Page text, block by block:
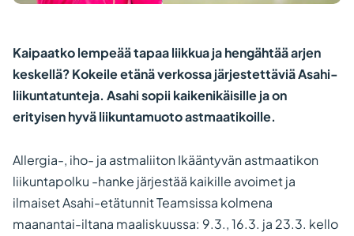
Kaipaatko lempeää tapaa liikkua ja hengähtää arjen
keskellä? Kokeile etänä verkossa järjestettäviä Asahi-
liikuntatunteja. Asahi sopii kaikenikäisille ja on
erityisen hyvä liikuntamuoto astmaatikoille.
Allergia-, iho- ja astmaliiton Ikääntyvän astmaatikon
liikuntapolku -hanke järjestää kaikille avoimet ja
ilmaiset Asahi-etätunnit Teamsissa kolmena
maanantai-iltana maaliskuussa: 9.3., 16.3. ja 23.3. kello